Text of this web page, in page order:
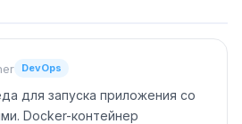
DevOps
для запуска приложения со
Docker-контейнер